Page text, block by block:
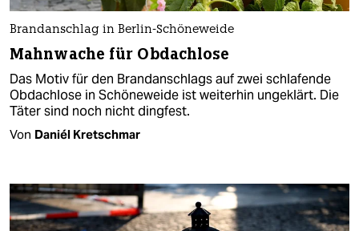
Brandanschlag in Berlin-Schöneweide
Mahnwache für Obdachlose
Das Motiv für den Brandanschlags auf zwei schlafende
Obdachlose in Schöneweide ist weiterhin ungeklärt. Die
Täter sind noch nicht dingfest.
Von Daniél Kretschmar